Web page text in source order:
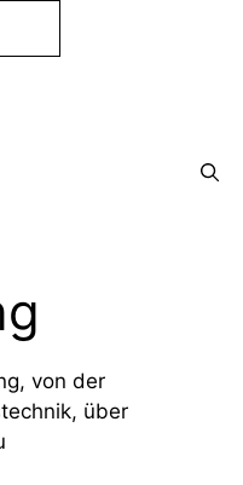
von der
über